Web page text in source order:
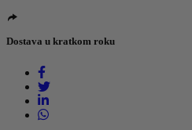
Dostava u kratkom roku